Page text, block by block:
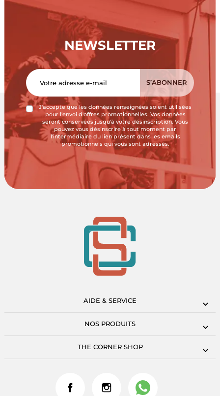
NEWSLETTER
J'accepte que les données renseignées soient utilisées
pour l'envoi d'offres promotionnelles. Vos données
seront conservées jusqu'à votre désinscription. Vous
pouvez vous désinscrire à tout moment par
l'intermédiaire du lien présent dans les emails
promotionnels qui vous sont adressés.
AIDE & SERVICE
NOS PRODUITS
THE CORNER SHOP